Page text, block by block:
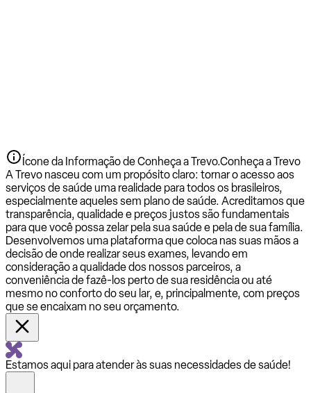
Ícone da Informação de Conheça a Trevo.Conheça a Trevo
A Trevo nasceu com um propósito claro: tornar o acesso aos
serviços de saúde uma realidade para todos os brasileiros,
especialmente aqueles sem plano de saúde. Acreditamos que
transparência, qualidade e preços justos são fundamentais
para que você possa zelar pela sua saúde e pela de sua família.
Desenvolvemos uma plataforma que coloca nas suas mãos a
decisão de onde realizar seus exames, levando em
consideração a qualidade dos nossos parceiros, a
conveniência de fazê-los perto de sua residência ou até
mesmo no conforto do seu lar, e, principalmente, com preços
que se encaixam no seu orçamento.
Estamos aqui para atender às suas necessidades de saúde!